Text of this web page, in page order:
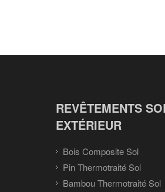
REVÊTEMENTS
EXTÉRIEUR
Bois Composite Sol
Pin Thermotraité Sol
Bambou Thermotraité Sol